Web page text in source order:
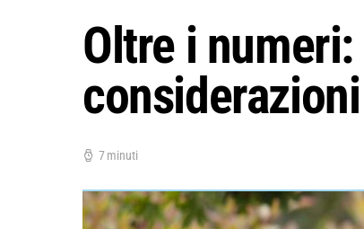
Oltre i
7 minuti